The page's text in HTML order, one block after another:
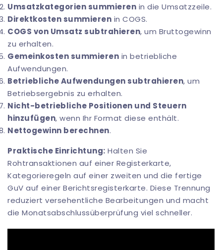
Umsatzkategorien summieren in die Umsatzzeile.
Direktkosten summieren in COGS.
COGS von Umsatz subtrahieren, um Bruttogewinn
zu erhalten.
Gemeinkosten summieren in betriebliche
Aufwendungen.
Betriebliche Aufwendungen subtrahieren, um
Betriebsergebnis zu erhalten.
Nicht-betriebliche Positionen und Steuern
hinzufügen, wenn Ihr Format diese enthält.
Nettogewinn berechnen.
Praktische Einrichtung: Halten Sie
Rohtransaktionen auf einer Registerkarte,
Kategorieregeln auf einer zweiten und die fertige
GuV auf einer Berichtsregisterkarte. Diese Trennung
reduziert versehentliche Bearbeitungen und macht
die Monatsabschlussüberprüfung viel schneller.